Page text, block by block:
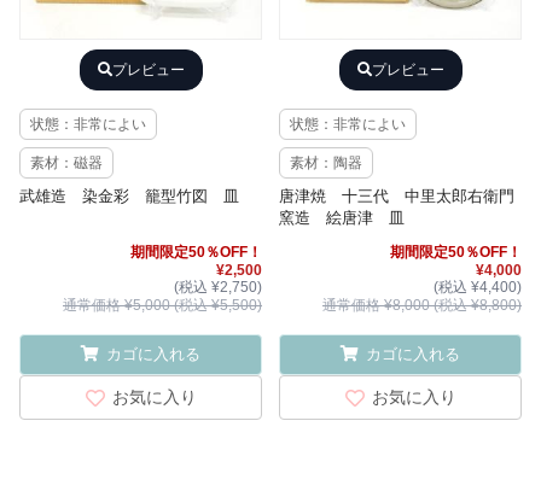
プレビュー
状態：非常によい
素材：磁器
武雄造 染金彩 籠型竹図 皿
期間限定50％OFF！
¥2,500
(税込 ¥2,750)
通常価格 ¥5,000 (税込 ¥5,500)
カゴに入れる
お気に入り
プレビュー
状態：非常によい
素材：陶器
唐津焼 十三代 中里太郎右衛門
窯造 絵唐津 皿
期間限定50％OFF！
¥4,000
(税込 ¥4,400)
通常価格 ¥8,000 (税込 ¥8,800)
カゴに入れる
お気に入り